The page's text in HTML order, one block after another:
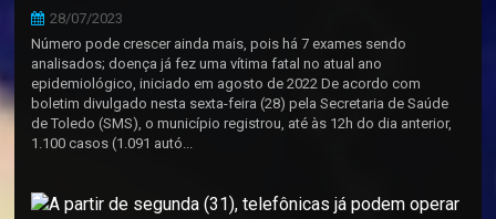
28/07/2023
Número pode crescer ainda mais, pois há 7 exames sendo
analisados; doença já fez uma vítima fatal no atual ano
epidemiológico, iniciado em agosto de 2022 De acordo com
boletim divulgado nesta sexta-feira (28) pela Secretaria de Saúde
de Toledo (SMS), o município registrou, até às 12h do dia anterior,
1.100 casos (1.091 autó...